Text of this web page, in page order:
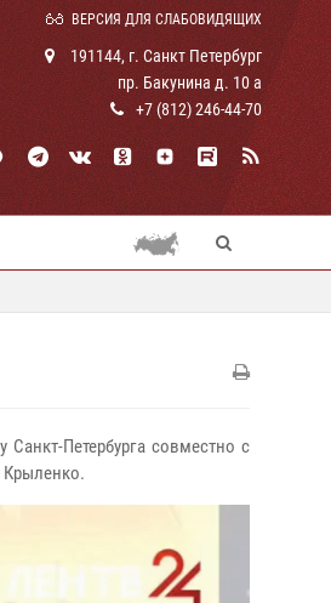
ВЕРСИЯ ДЛЯ СЛАБОВИДЯЩИХ
191144, г. Санкт Петербург
пр. Бакунина д. 10 а
+7 (812) 246-44-70
Петербурга совместно с
Крыленко.